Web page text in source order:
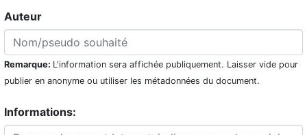
Auteur
Remarque: L'information sera affichée publiquement. Laisser vide pour
publier en anonyme ou utiliser les métadonnées du document.
Informations: